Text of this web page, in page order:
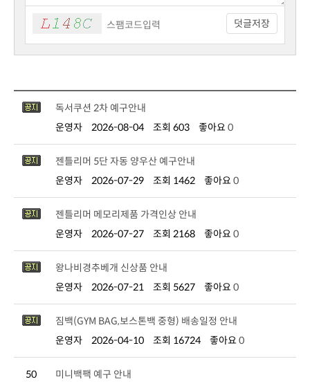
덧글저장
독서쿠션 2차 예구안내
운영자
2026-08-04 조회 603 좋아요 0
젠틀리머 5단 자동 양우산 예구안내
운영자
2026-07-29 조회 1462 좋아요 0
젠틀리머 메모리제품 가격인상 안내
운영자
2026-07-27 조회 2168 좋아요 0
왕나비경추베개 신상품 안내
운영자
2026-07-21 조회 5627 좋아요 0
짐백(GYM BAG,보스톤백 중형) 배송일정 안내
운영자
2026-04-10 조회 16724 좋아요 0
50
미니백팩 예구 안내